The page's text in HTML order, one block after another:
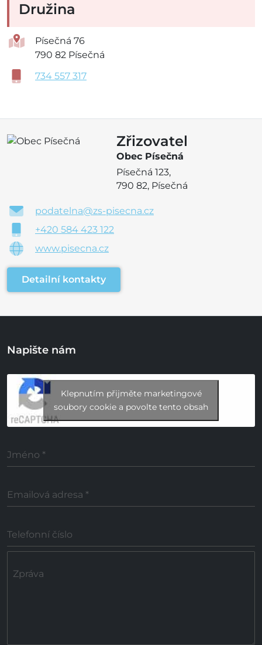
Družina
Písečná 76
790 82 Písečná
734 557 317
Zřizovatel
Obec Písečná
Písečná 123,
790 82, Písečná
podatelna@zs-pisecna.cz
+420 584 423 122
www.pisecna.cz
Detailní kontakty
Napište nám
Klepnutím přijměte marketingové
soubory cookie a povolte tento obsah
Jméno *
Emailová adresa *
Telefonní číslo
Zpráva